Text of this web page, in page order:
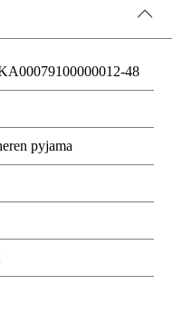
48
pyjama